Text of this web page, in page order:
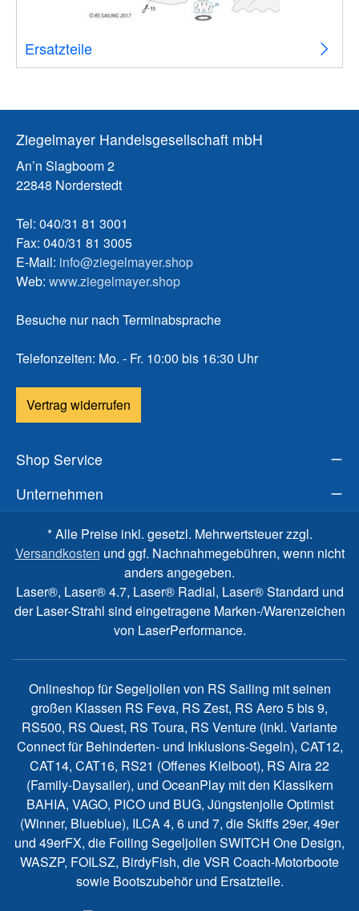
Ersatzteile
Ziegelmayer Handelsgesellschaft mbH
An’n Slagboom 2
22848 Norderstedt
Tel: 040/31 81 3001
Fax: 040/31 81 3005
E-Mail: info@ziegelmayer.shop
Web: www.ziegelmayer.shop
Besuche nur nach Terminabsprache
Telefonzeiten: Mo. - Fr. 10:00 bis 16:30 Uhr
Vertrag widerrufen
Shop Service
Unternehmen
* Alle Preise inkl. gesetzl. Mehrwertsteuer zzgl.
Versandkosten und ggf. Nachnahmegebühren, wenn nicht
anders angegeben.
Laser®, Laser® 4.7, Laser® Radial, Laser® Standard und
der Laser-Strahl sind eingetragene Marken-/Warenzeichen
von LaserPerformance.
Onlineshop für Segeljollen von RS Sailing mit seinen
großen Klassen RS Feva, RS Zest, RS Aero 5 bis 9,
RS500, RS Quest, RS Toura, RS Venture (inkl. Variante
Connect für Behinderten- und Inklusions-Segeln), CAT12,
CAT14, CAT16, RS21 (Offenes Kielboot), RS Aira 22
(Family-Daysailer), und OceanPlay mit den Klassikern
BAHIA, VAGO, PICO und BUG, Jüngstenjolle Optimist
(Winner, Blueblue), ILCA 4, 6 und 7, die Skiffs 29er, 49er
und 49erFX, die Foiling Segeljollen SWITCH One Design,
WASZP, FOILSZ, BirdyFish, die VSR Coach-Motorboote
sowie Bootszubehör und Ersatzteile.